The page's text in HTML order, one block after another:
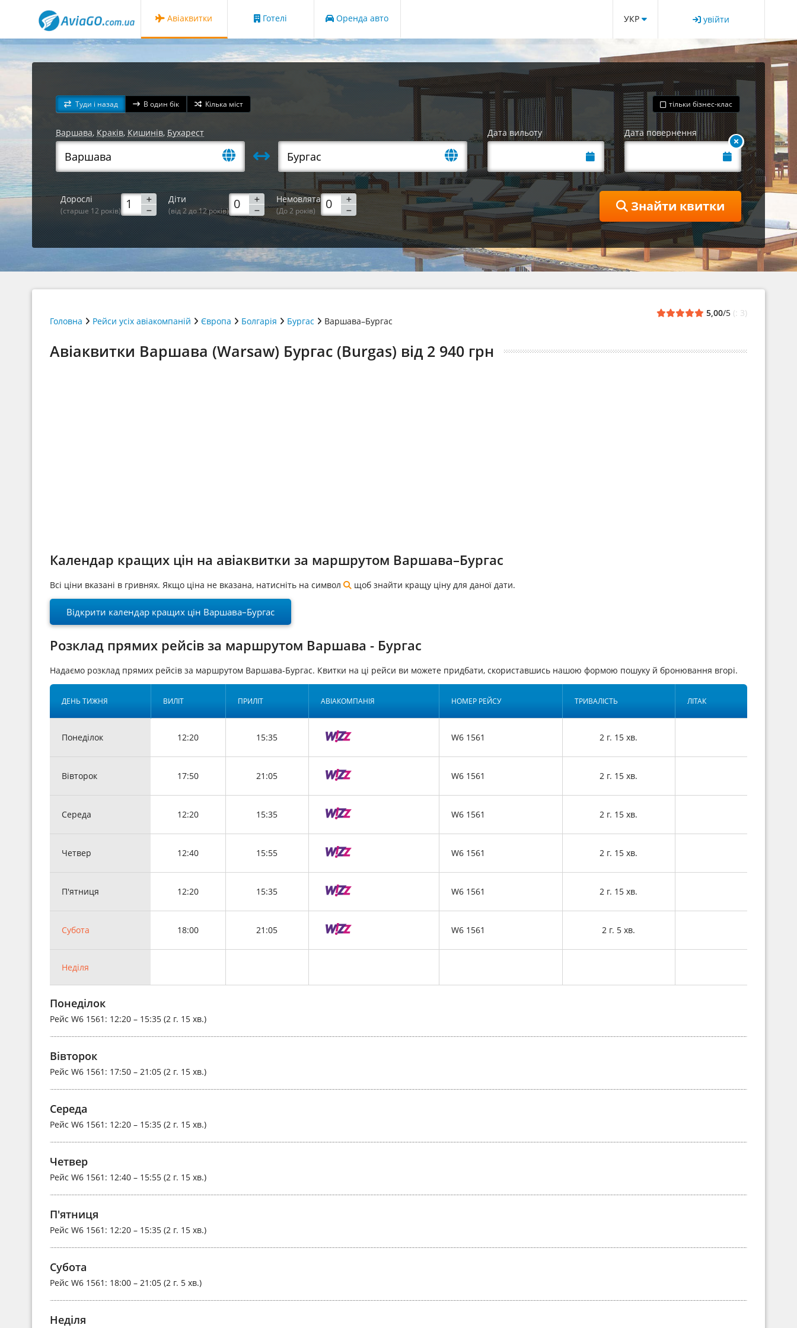
Авіаквитки Готелі Оренда авто УКР увійти
Туди і назад В один бік Кілька міст тільки бізнес-клас
Варшава, Краків, Кишинів, Бухарест Дата вильоту Дата повернення
Дорослі
(старше 12 років)
Діти
(від 2 до 12 років)
Немовлята
(До 2 років) Знайти квитки
Головна Рейси усіх авіакомпаній Європа Болгарія Бургас Варшава–Бургас
5,00/5 (: 3)
Авіаквитки Варшава (Warsaw) Бургас (Burgas) від 2 940 грн
Календар кращих цін на авіаквитки за маршрутом Варшава–Бургас
Всі ціни вказані в гривнях. Якщо ціна не вказана, натисніть на символ щоб знайти кращу ціну для даної дати.
Відкрити календар кращих цін Варшава–Бургас
Розклад прямих рейсів за маршрутом Варшава - Бургас
Надаємо розклад прямих рейсів за маршрутом Варшава-Бургас. Квитки на ці рейси ви можете придбати, скориставшись нашою формою пошуку й бронювання вгорі.
ДЕНЬ ТИЖНЯ ВИЛІТ ПРИЛІТ АВІАКОМПАНІЯ НОМЕР РЕЙСУ ТРИВАЛІСТЬ ЛІТАК
Понеділок 12:20 15:35 W6 1561 2 г. 15 хв.
Вівторок 17:50 21:05 W6 1561 2 г. 15 хв.
Середа 12:20 15:35 W6 1561 2 г. 15 хв.
Четвер 12:40 15:55 W6 1561 2 г. 15 хв.
П'ятниця 12:20 15:35 W6 1561 2 г. 15 хв.
Субота 18:00 21:05 W6 1561 2 г. 5 хв.
Неділя
Понеділок
Рейс W6 1561 : 12:20 – 15:35 (2 г. 15 хв.)
Вівторок
Рейс W6 1561 : 17:50 – 21:05 (2 г. 15 хв.)
Середа
Рейс W6 1561 : 12:20 – 15:35 (2 г. 15 хв.)
Четвер
Рейс W6 1561 : 12:40 – 15:55 (2 г. 15 хв.)
П'ятниця
Рейс W6 1561 : 12:20 – 15:35 (2 г. 15 хв.)
Субота
Рейс W6 1561 : 18:00 – 21:05 (2 г. 5 хв.)
Неділя